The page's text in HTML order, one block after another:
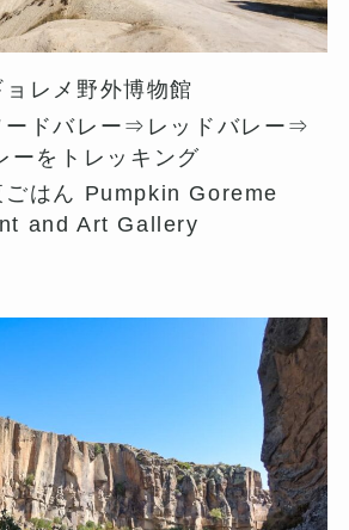
レメ野外博物館
ドバレー⇒レッドバレー⇒
ーをトレッキング
はん Pumpkin Goreme
and Art Gallery